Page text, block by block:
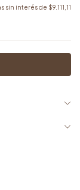
sin interés de $9.111,11